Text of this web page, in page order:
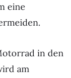
eine
in den
am